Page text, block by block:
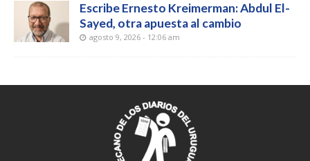
Escribe Ernesto Kreimerman: Abdul El-
Sayed, otra apuesta al cambio
agosto 9, 2026 - 12:06 am